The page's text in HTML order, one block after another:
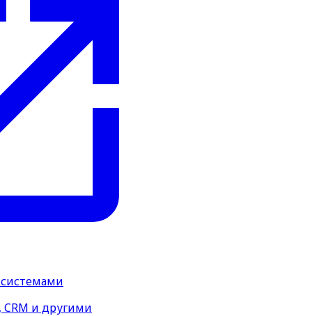
и другими